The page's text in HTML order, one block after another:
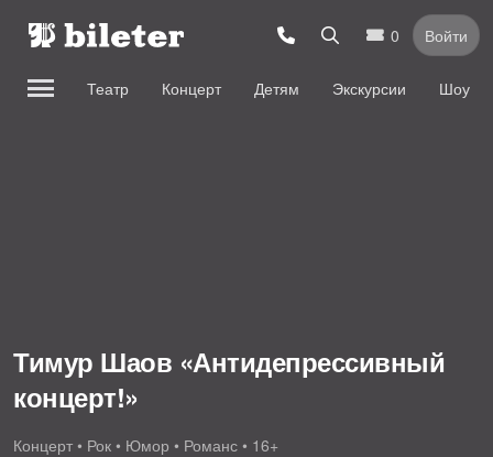
0 Войти
Театр Концерт Детям Экскурсии Шоу
Тимур Шаов «Антидепрессивный
концерт!»
Концерт • Рок • Юмор • Романс • 16+